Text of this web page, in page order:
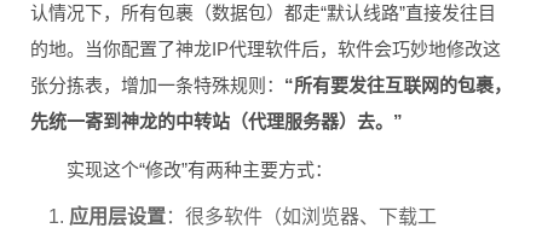
认情况下，所有包裹（数据包）都走“默认线路”直接发往目
的地。当你配置了神龙IP代理软件后，软件会巧妙地修改这
张分拣表，增加一条特殊规则： “所有要发往互联网的包裹，
先统一寄到神龙的中转站（代理服务器）去。”
实现这个“修改”有两种主要方式：
应用层设置：很多软件（如浏览器、下载工